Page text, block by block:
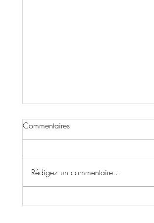
Commentaires
Rédigez un commentaire...